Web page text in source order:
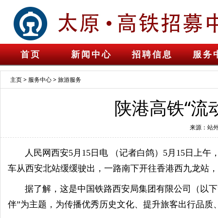
首页 新闻中心 招聘信息 服务
主页> 服务中心>旅游服务
陕港高铁“流
来源：站
人民网西安5月15日电 （记者白鸽）5月15日上午
车从西安北站缓缓驶出，一路南下开往香港西九龙站
据了解，这是中国铁路西安局集团有限公司（以下
伴”为主题，为传播优秀历史文化、提升旅客出行品